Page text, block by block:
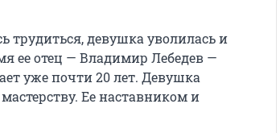
трудиться, девушка уволилась и
ее отец — Владимир Лебедев —
уже почти 20 лет. Девушка
Ее наставником и